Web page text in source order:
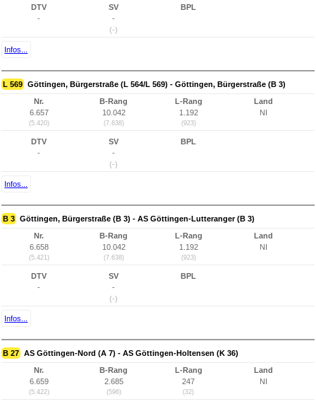
DTV
-
SV
-
(-)
BPL
Infos...
L 569 Göttingen, Bürgerstraße (L 564/L 569) - Göttingen, Bürgerstraße (B 3)
Nr.
6.657
(5.420)
B-Rang
10.042
(7.638)
L-Rang
1.192
(923)
Land
NI
DTV
-
SV
-
(-)
BPL
Infos...
B 3 Göttingen, Bürgerstraße (B 3) - AS Göttingen-Lutteranger (B 3)
Nr.
6.658
(5.421)
B-Rang
10.042
(7.638)
L-Rang
1.192
(923)
Land
NI
DTV
-
SV
-
(-)
BPL
Infos...
B 27 AS Göttingen-Nord (A 7) - AS Göttingen-Holtensen (K 36)
Nr.
6.659
(5.422)
B-Rang
2.685
(596)
L-Rang
247
(32)
Land
NI